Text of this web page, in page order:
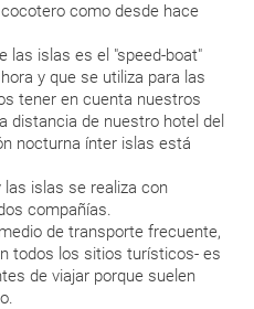
como desde hace
las islas es el "speed-boat"
y que se utiliza para las
tener en cuenta nuestros
distancia de nuestro hotel del
nocturna ínter islas está
islas se realiza con
compañías.
de transporte frecuente,
todos los sitios turísticos- es
de viajar porque suelen